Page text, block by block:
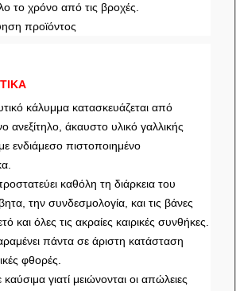
το χρόνο από τις βροχές.
προϊόντος
κάλυμμα κατασκευάζεται από
ανεξίτηλο, άκαυστο υλικό γαλλικής
ενδιάμεσο πιστοποιημένο
καθόλη τη διάρκεια του
την συνδεσμολογία, και τις βάνες
και όλες τις ακραίες καιρικές συνθήκες.
πάντα σε άριστη κατάσταση
φθορές.
καύσιμα γιατί μειώνονται οι απώλειες